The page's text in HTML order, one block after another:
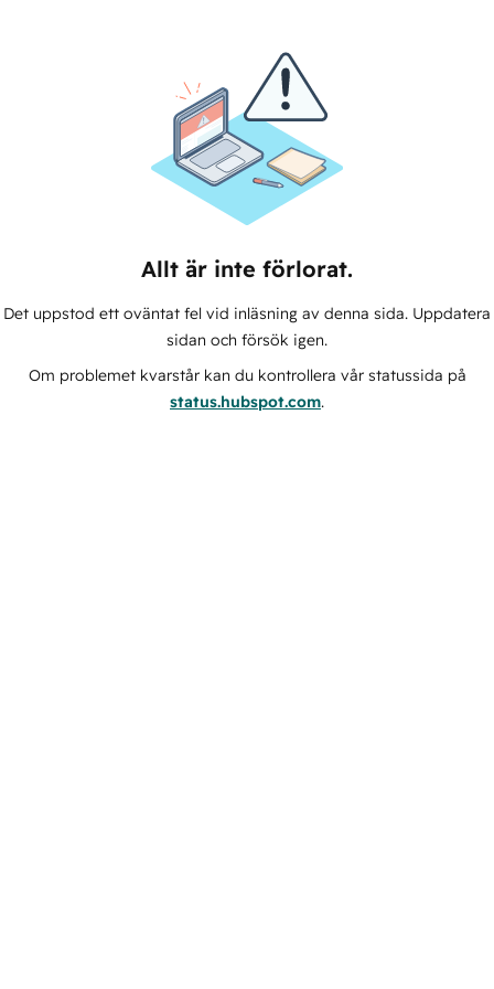
Allt är inte förlorat.
Det uppstod ett oväntat fel vid inläsning av denna sida. Uppdatera
sidan och försök igen.
Om problemet kvarstår kan du kontrollera vår statussida på
status.hubspot.com.